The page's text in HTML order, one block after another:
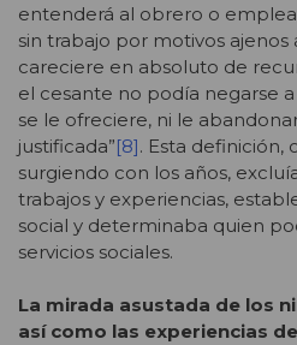
entenderá al obrero o
sin trabajo por motivos ajenos
careciere en absoluto de
el cesante no podía negarse
se le ofreciere, ni le
justificada”[8]. Esta definición,
surgiendo con los años,
trabajos y experiencias,
social y determinaba quien
servicios sociales.
La mirada asustada de los
así como las experiencias